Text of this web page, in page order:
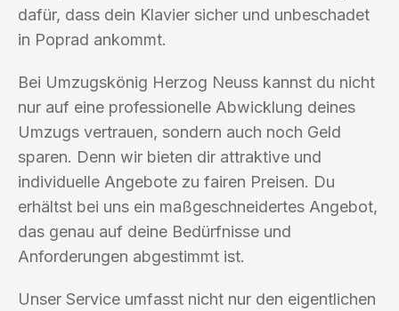
dafür, dass dein Klavier sicher und unbeschadet
in Poprad ankommt.
Bei Umzugskönig Herzog Neuss kannst du nicht
nur auf eine professionelle Abwicklung deines
Umzugs vertrauen, sondern auch noch Geld
sparen. Denn wir bieten dir attraktive und
individuelle Angebote zu fairen Preisen. Du
erhältst bei uns ein maßgeschneidertes Angebot,
das genau auf deine Bedürfnisse und
Anforderungen abgestimmt ist.
Unser Service umfasst nicht nur den eigentlichen